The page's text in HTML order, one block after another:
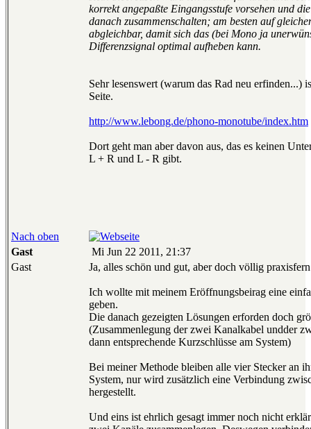
korrekt angepaßte Eingangsstufe vorsehen und
danach zusammenschalten; am besten auf
abgleichbar, damit sich das (bei Mono ja
Differenzsignal optimal aufheben kann.
Sehr lesenswert (warum das Rad neu erfinden...)
Seite.
http://www.lebong.de/phono-monotube/index.htm
Dort geht man aber davon aus, das es keinen
L + R und L - R gibt.
Nach oben
Gast
Mi Jun 22 2011, 21:37
Gast
Ja, alles schön und gut, aber doch völlig
Ich wollte mit meinem Eröffnungsbeirag eine
geben.
Die danach gezeigten Lösungen erforden doch
(Zusammenlegung der zwei Kanalkabel undder
dann entsprechende Kurzschlüsse am System)
Bei meiner Methode bleiben alle vier Stecker an
System, nur wird zusätzlich eine Verbindung
hergestellt.
Und eins ist ehrlich gesagt immer noch nicht